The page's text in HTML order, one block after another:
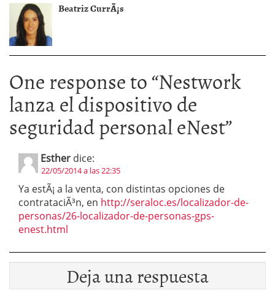
Beatriz CurrÃ¡s
One response to “Nestwork
lanza el dispositivo de
seguridad personal eNest”
Esther dice:
22/05/2014 a las 22:35
Ya estÃ¡ a la venta, con distintas opciones de
contrataciÃ³n, en http://seraloc.es/localizador-de-
personas/26-localizador-de-personas-gps-
enest.html
Deja una respuesta